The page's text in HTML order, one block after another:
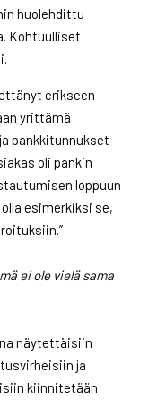
huolehdittu
Kohtuulliset
erikseen
yrittämä
pankkitunnukset
oli pankin
loppuun
esimerkiksi se,
ei ole vielä sama
näytettäisiin
ja
kiinnitetään